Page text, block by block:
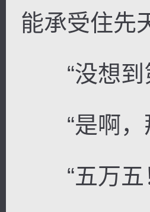
能承受住先
“没想到
“是啊，
“五万五！